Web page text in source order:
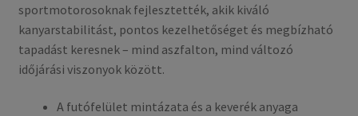
sportmotorosoknak fejlesztették, akik kiváló
kanyarstabilitást, pontos kezelhetőséget és megbízható
tapadást keresnek – mind aszfalton, mind változó
időjárási viszonyok között.
A futófelület mintázata és a keverék anyaga